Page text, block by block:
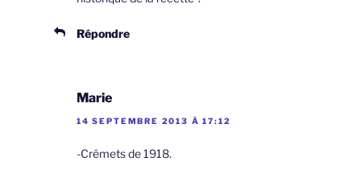
Répondre
Marie
14 SEPTEMBRE 2013 À 17:12
-Crêmets de 1918.